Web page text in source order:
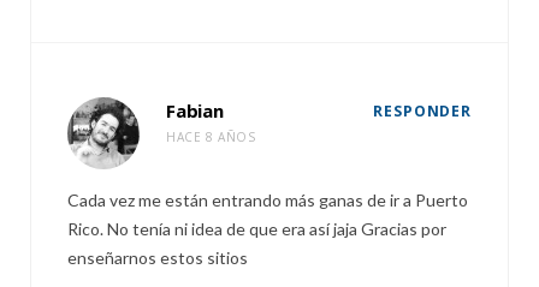
Fabian
HACE 8 AÑOS
RESPONDER
Cada vez me están entrando más ganas de ir a Puerto
Rico. No tenía ni idea de que era así jaja Gracias por
enseñarnos estos sitios